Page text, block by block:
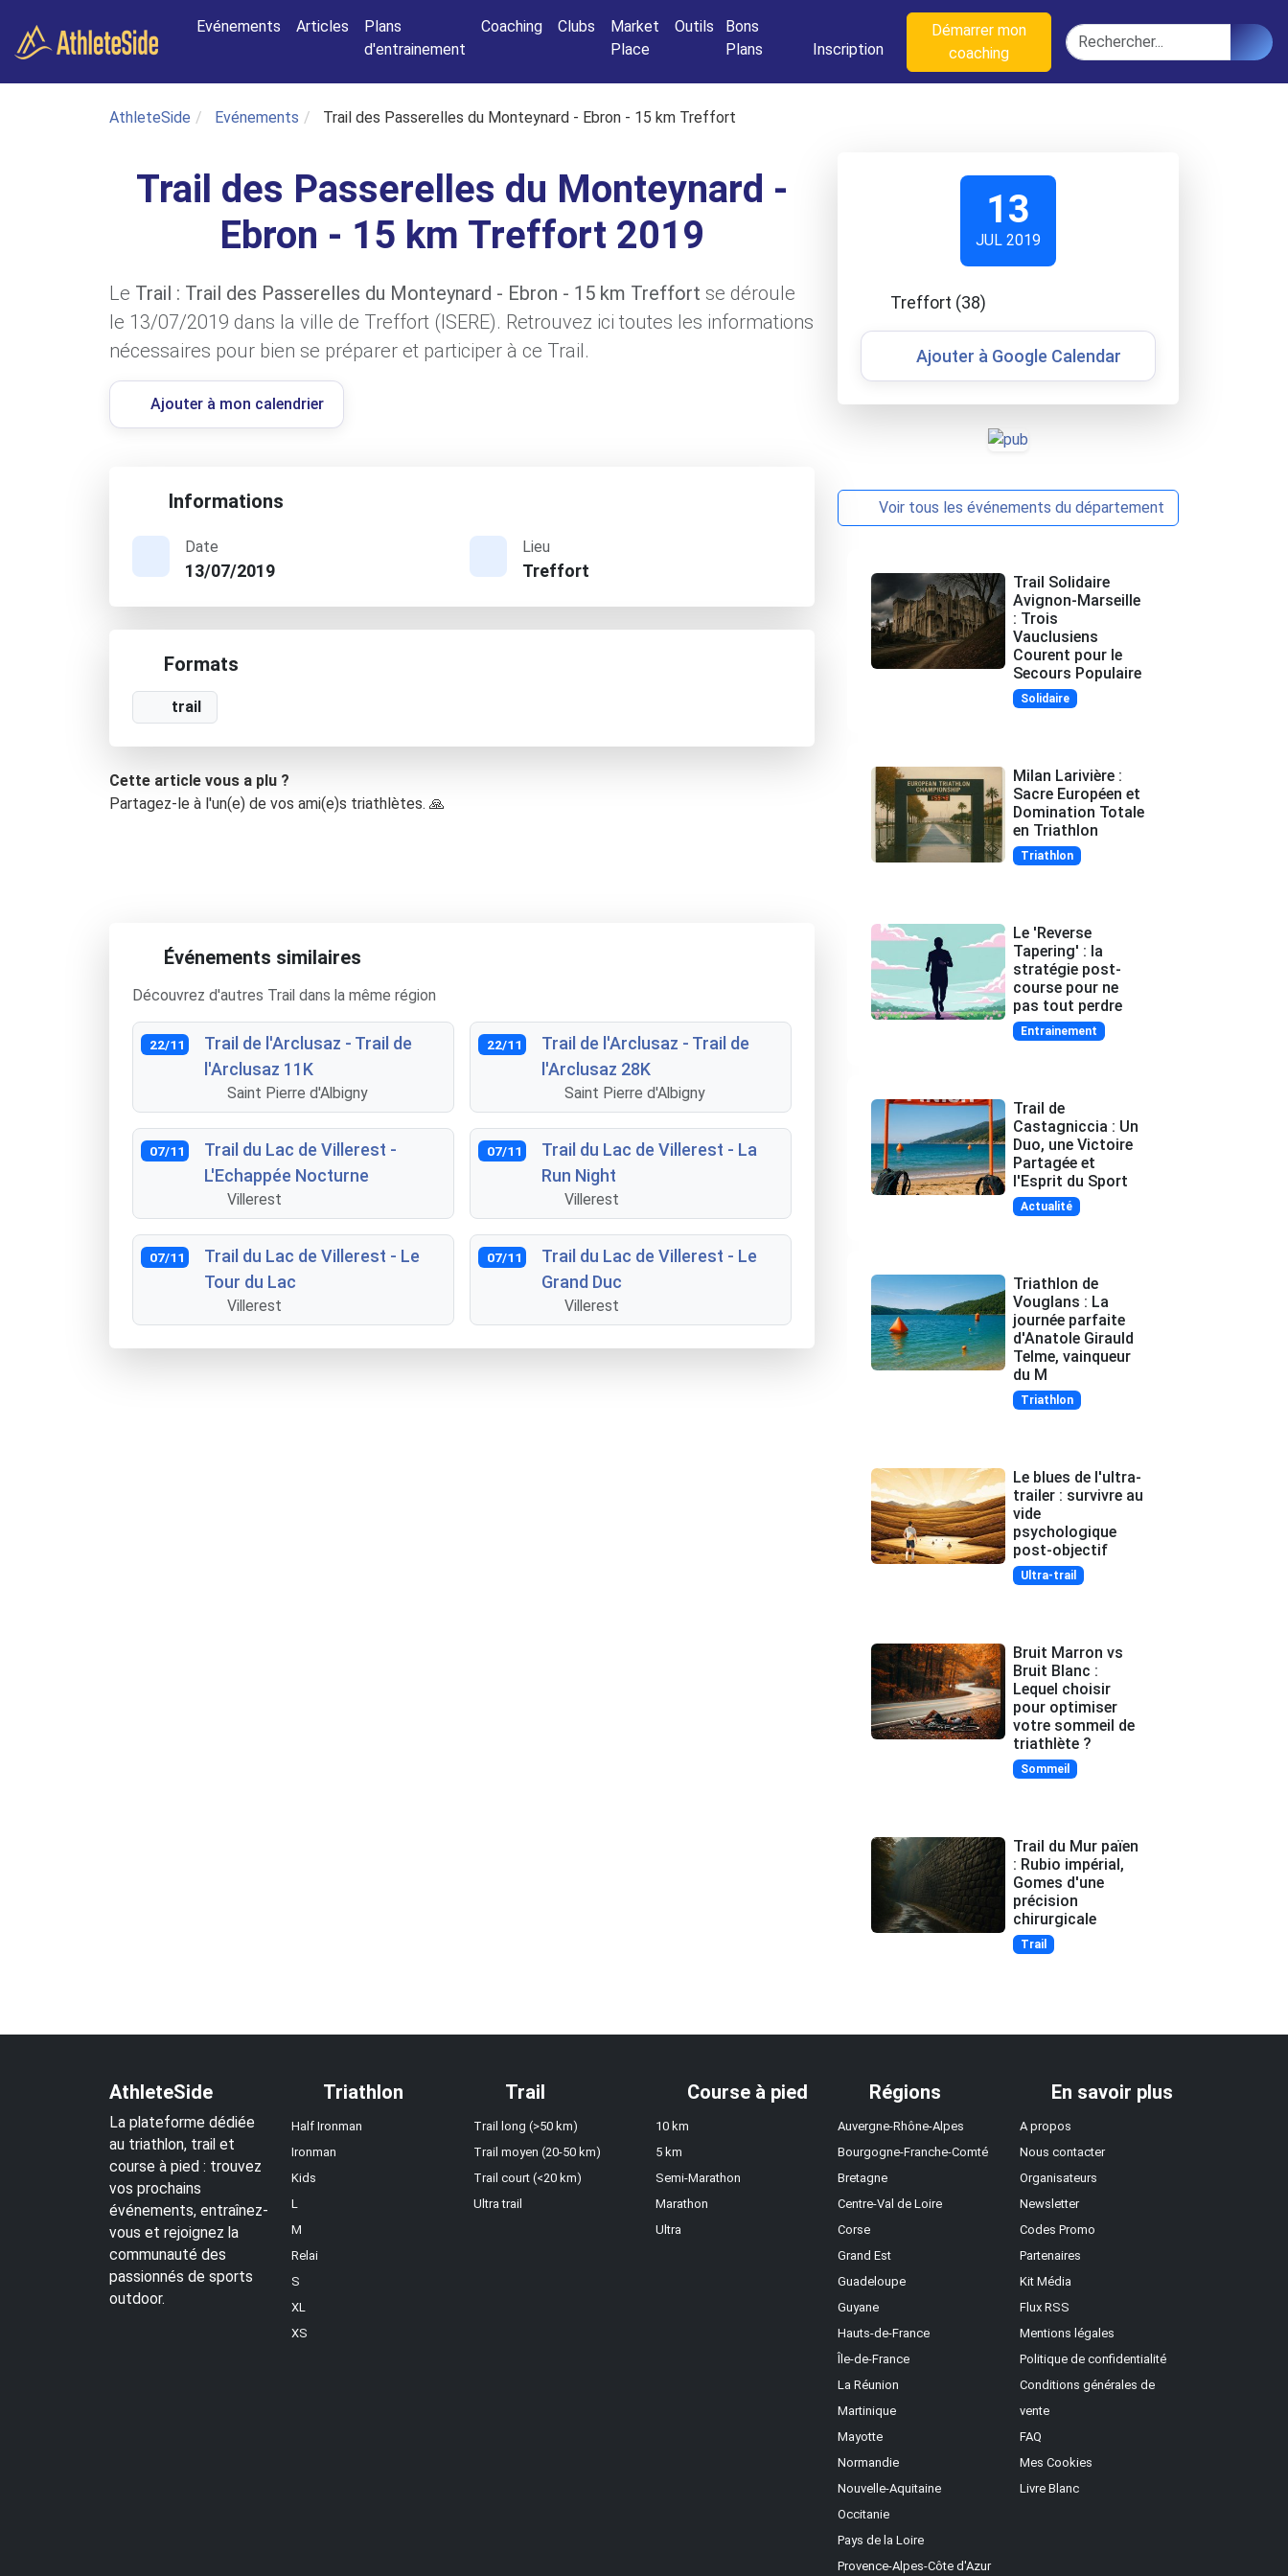
Evénements
Articles
Plans
d'entrainement
Coaching Clubs
Market
Place
Outils
Bons
Plans
Inscription
Démarrer mon
coaching
Rechercher
AthleteSide Evénements Trail des Passerelles du Monteynard - Ebron - 15 km Treffort
Trail des Passerelles du Monteynard -
Ebron - 15 km Treffort 2019
Le Trail : Trail des Passerelles du Monteynard - Ebron - 15 km Treffort se déroule
le 13/07/2019 dans la ville de Treffort (ISERE). Retrouvez ici toutes les informations
nécessaires pour bien se préparer et participer à ce Trail.
Ajouter à mon calendrier
Informations
Date
13/07/2019
Lieu
Treffort
Formats
trail
Cette article vous a plu ?
Partagez-le à l'un(e) de vos ami(e)s triathlètes. 🙏
Événements similaires
Découvrez d'autres Trail dans la même région
22/11
Trail de l'Arclusaz - Trail de
l'Arclusaz 11K
Saint Pierre d'Albigny
22/11
Trail de l'Arclusaz - Trail de
l'Arclusaz 28K
Saint Pierre d'Albigny
07/11
Trail du Lac de Villerest -
L'Echappée Nocturne
Villerest
07/11
Trail du Lac de Villerest - La
Run Night
Villerest
07/11
Trail du Lac de Villerest - Le
Tour du Lac
Villerest
07/11
Trail du Lac de Villerest - Le
Grand Duc
Villerest
13
JUL 2019
Treffort (38)
Ajouter à Google Calendar
Voir tous les événements du département
Trail Solidaire
Avignon-Marseille
: Trois
Vauclusiens
Courent pour le
Secours Populaire
Solidaire
Milan Larivière :
Sacre Européen et
Domination Totale
en Triathlon
Triathlon
Le 'Reverse
Tapering' : la
stratégie post-
course pour ne
pas tout perdre
Entrainement
Trail de
Castagniccia : Un
Duo, une Victoire
Partagée et
l'Esprit du Sport
Actualité
Triathlon de
Vouglans : La
journée parfaite
d'Anatole Girauld
Telme, vainqueur
du M
Triathlon
Le blues de l'ultra-
trailer : survivre au
vide
psychologique
post-objectif
Ultra-trail
Bruit Marron vs
Bruit Blanc :
Lequel choisir
pour optimiser
votre sommeil de
triathlète ?
Sommeil
Trail du Mur païen
: Rubio impérial,
Gomes d'une
précision
chirurgicale
Trail
AthleteSide
La plateforme dédiée
au triathlon, trail et
course à pied : trouvez
vos prochains
événements, entraînez-
vous et rejoignez la
communauté des
passionnés de sports
outdoor.
Triathlon
Half Ironman
Ironman
Kids
L
M
Relai
S
XL
XS
Trail
Trail long (>50 km)
Trail moyen (20-50 km)
Trail court (<20 km)
Ultra trail
Course à pied
10 km
5 km
Semi-Marathon
Marathon
Ultra
Régions
Auvergne-Rhône-Alpes
Bourgogne-Franche-Comté
Bretagne
Centre-Val de Loire
Corse
Grand Est
Guadeloupe
Guyane
Hauts-de-France
Île-de-France
La Réunion
Martinique
Mayotte
Normandie
Nouvelle-Aquitaine
Occitanie
Pays de la Loire
Provence-Alpes-Côte d'Azur
En savoir plus
A propos
Nous contacter
Organisateurs
Newsletter
Codes Promo
Partenaires
Kit Média
Flux RSS
Mentions légales
Politique de confidentialité
Conditions générales de
vente
FAQ
Mes Cookies
Livre Blanc